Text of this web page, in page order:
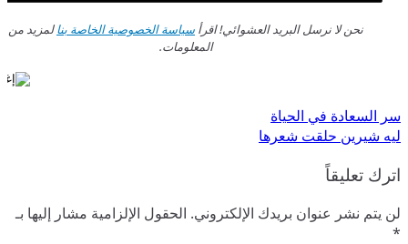
نحن لا نرسل البريد العشوائي! اقرأ سياسة الخصوصية الخاصة بنالمزيد من
المعلومات.
تصفّح
المقالات
سر السعادة في الحياة
ليه شيرين حلقت شعرها
اترك تعليقاً
لن يتم نشر عنوان بريدك الإلكتروني. الحقول الإلزامية مشار إليها بـ
*